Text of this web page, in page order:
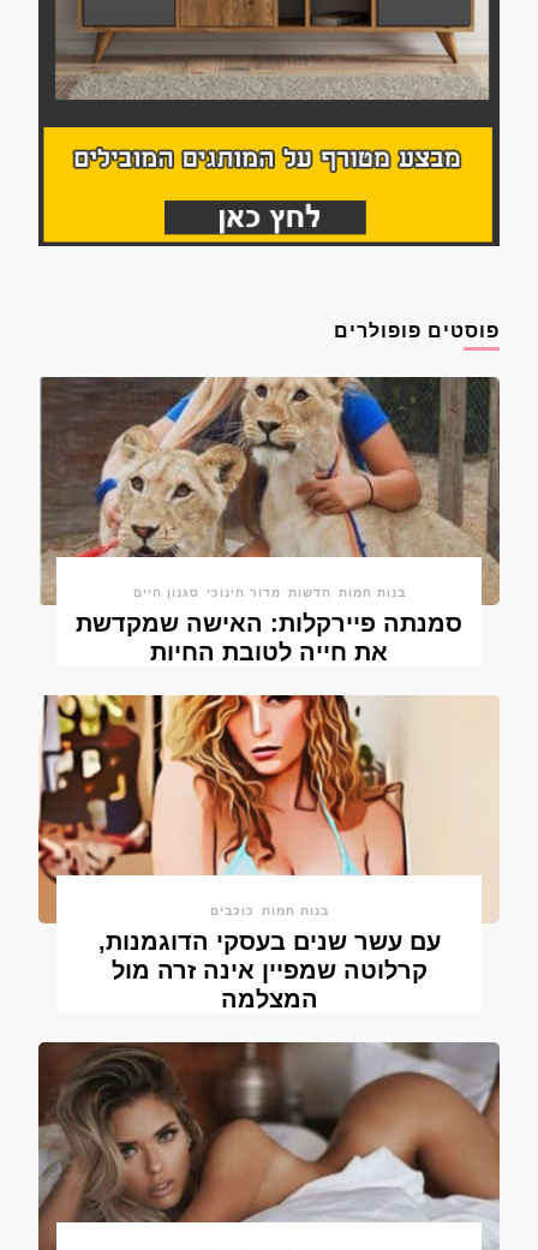
פוסטים פופולרים
בנות חמות חדשות מדור חינוכי סגנון חיים
סמנתה פיירקלות: האישה שמקדשת
את חייה לטובת החיות
בנות חמות כוכבים
עם עשר שנים בעסקי הדוגמנות,
קרלוטה שמפיין אינה זרה מול
המצלמה